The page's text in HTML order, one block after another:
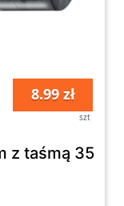
8.99 zł
szt
z taśmą 35 l